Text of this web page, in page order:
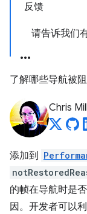
反馈
请告诉我们
了解哪些导航被
Chris
添加到
的帧在导航时是
因。开发者可以